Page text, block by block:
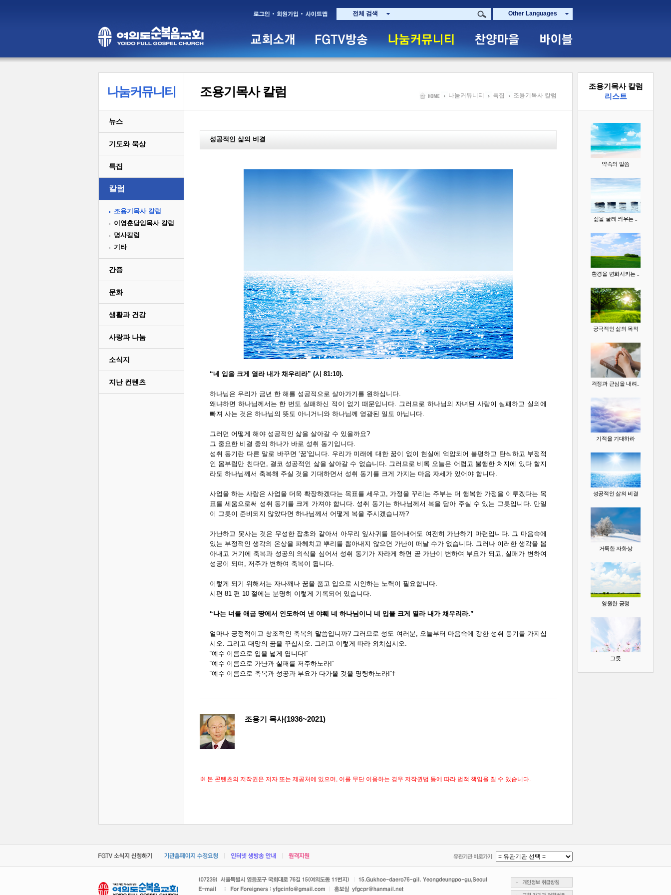
Other Languages
전체 검색
나눔커뮤니티
뉴스
기도와 묵상
특집
칼럼
조용기목사 칼럼
이영훈담임목사 칼럼
명사칼럼
기타
간증
문화
생활과 건강
사랑과 나눔
소식지
지난 컨텐츠
조용기목사 칼럼 나눔커뮤니티 특집 조용기목사 칼럼
성공적인 삶의 비결
“네 입을 크게 열라 내가 채우리라” (시 81:10).
하나님은 우리가 금년 한 해를 성공적으로 살아가기를 원하십니다.
왜냐하면 하나님께서는 한 번도 실패하신 적이 없기 때문입니다. 그러므로 하나님의 자녀된 사람이 실패하고 실의에
빠져 사는 것은 하나님의 뜻도 아니거니와 하나님께 영광된 일도 아닙니다.
그러면 어떻게 해야 성공적인 삶을 살아갈 수 있을까요?
그 중요한 비결 중의 하나가 바로 성취 동기입니다.
성취 동기란 다른 말로 바꾸면 ‘꿈’입니다. 우리가 미래에 대한 꿈이 없이 현실에 억압되어 불평하고 탄식하고 부정적
인 몸부림만 친다면, 결코 성공적인 삶을 살아갈 수 없습니다. 그러므로 비록 오늘은 어렵고 불행한 처지에 있다 할지
라도 하나님께서 축복해 주실 것을 기대하면서 성취 동기를 크게 가지는 마음 자세가 있어야 합니다.
사업을 하는 사람은 사업을 더욱 확장하겠다는 목표를 세우고, 가정을 꾸리는 주부는 더 행복한 가정을 이루겠다는 목
표를 세움으로써 성취 동기를 크게 가져야 합니다. 성취 동기는 하나님께서 복을 담아 주실 수 있는 그릇입니다. 만일
이 그릇이 준비되지 않았다면 하나님께서 어떻게 복을 주시겠습니까?
가난하고 못사는 것은 무성한 잡초와 같아서 아무리 잎사귀를 뜯어내어도 여전히 가난하기 마련입니다. 그 마음속에
있는 부정적인 생각의 온상을 파헤치고 뿌리를 뽑아내지 않으면 가난이 떠날 수가 없습니다. 그러나 이러한 생각을 뽑
아내고 거기에 축복과 성공의 의식을 심어서 성취 동기가 자라게 하면 곧 가난이 변하여 부요가 되고, 실패가 변하여
성공이 되며, 저주가 변하여 축복이 됩니다.
이렇게 되기 위해서는 자나깨나 꿈을 품고 입으로 시인하는 노력이 필요합니다.
시편 81 편 10 절에는 분명히 이렇게 기록되어 있습니다.
“나는 너를 애굽 땅에서 인도하여 낸 야훼 네 하나님이니 네 입을 크게 열라 내가 채우리라.”
얼마나 긍정적이고 창조적인 축복의 말씀입니까? 그러므로 성도 여러분, 오늘부터 마음속에 강한 성취 동기를 가지십
시오. 그리고 대망의 꿈을 꾸십시오. 그리고 이렇게 따라 외치십시오.
“예수 이름으로 입을 넓게 엽니다!”
“예수 이름으로 가난과 실패를 저주하노라!”
“예수 이름으로 축복과 성공과 부요가 다가올 것을 명령하노라!”†
조용기 목사(1936~2021)
※ 본 콘텐츠의 저작권은 저자 또는 제공처에 있으며, 이를 무단 이용하는 경우 저작권법 등에 따라 법적 책임을 질 수 있습니다.
조용기목사 칼럼
리스트
약속의 말씀
삶을 굴레 씌우는 ..
환경을 변화시키는 ..
궁극적인 삶의 목적
걱정과 근심을 내려..
기적을 기대하라
성공적인 삶의 비결
거룩한 자화상
영원한 긍정
그릇